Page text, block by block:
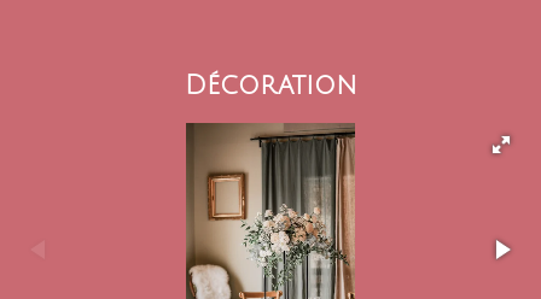
Décoration